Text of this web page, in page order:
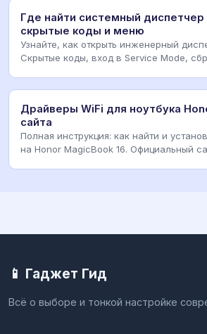
Где найти системный диспетчер
скрытые коды и меню
Узнайте, как открыть инженерный
Скрытые коды, вход в Service Mode,
Драйверы WiFi для ноутбука
сайта
Полная инструкция: как найти и
на Honor MagicBook 16. Официальный
📱 Гаджет Гид
Всё о выборе и тонкой настройке